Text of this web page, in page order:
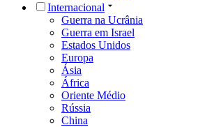
Internacional
Guerra na Ucrânia
Guerra em Israel
Estados Unidos
Europa
Ásia
África
Oriente Médio
Rússia
China